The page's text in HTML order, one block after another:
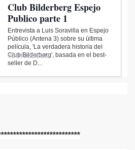
Club Bilderberg Espejo
Publico parte 1
Entrevista a Luis Soravilla en Espejo
Público (Antena 3) sobre su última
película, 'La verdadera historia del
Club Bilderberg', basada en el best-
seller de D...
YOUTUBE.COM